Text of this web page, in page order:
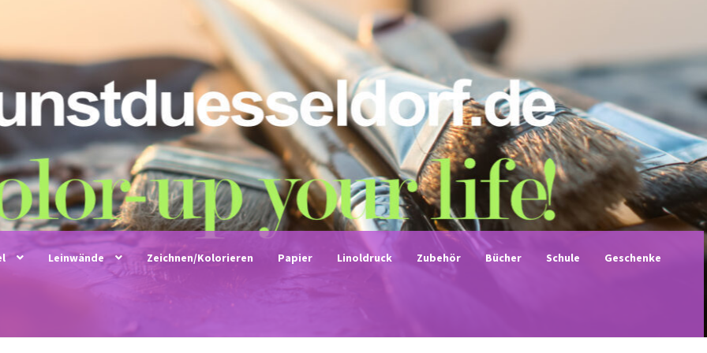
Leinwände Zeichnen/Kolorieren Papier Linoldruck Zubehör Bücher Schule Geschenke